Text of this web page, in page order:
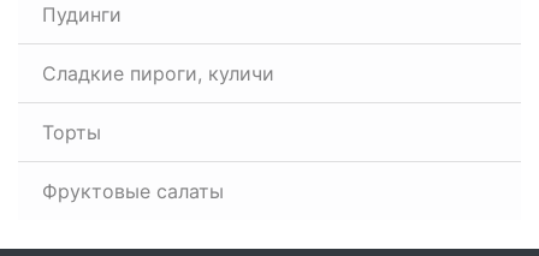
Пудинги
Сладкие пироги, куличи
Торты
Фруктовые салаты